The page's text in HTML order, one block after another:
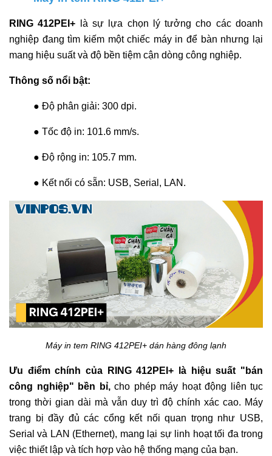
RING 412PEI+
là sự lựa chọn lý tưởng cho các doanh
nghiệp đang tìm kiếm một chiếc máy in để bàn nhưng lại
mang hiệu suất và độ bền tiệm cận dòng công nghiệp.
Thông số nổi bật:
● Độ phân giải: 300 dpi.
● Tốc độ in: 101.6 mm/s.
● Độ rộng in: 105.7 mm.
● Kết nối có sẵn: USB, Serial, LAN.
Máy in tem RING 412PEI+ dán hàng đông lạnh
Ưu điểm chính của RING 412PEI+ là hiệu suất "bán
công nghiệp" bền bỉ,cho phép máy hoạt động liên tục
trong thời gian dài mà vẫn duy trì độ chính xác cao. Máy
trang bị đầy đủ các cổng kết nối quan trọng như USB,
Serial và LAN (Ethernet), mang lại sự linh hoạt tối đa trong
việc thiết lập và tích hợp vào hệ thống mạng của bạn.